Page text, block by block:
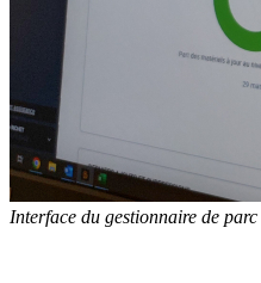
Interface du gestionnaire de